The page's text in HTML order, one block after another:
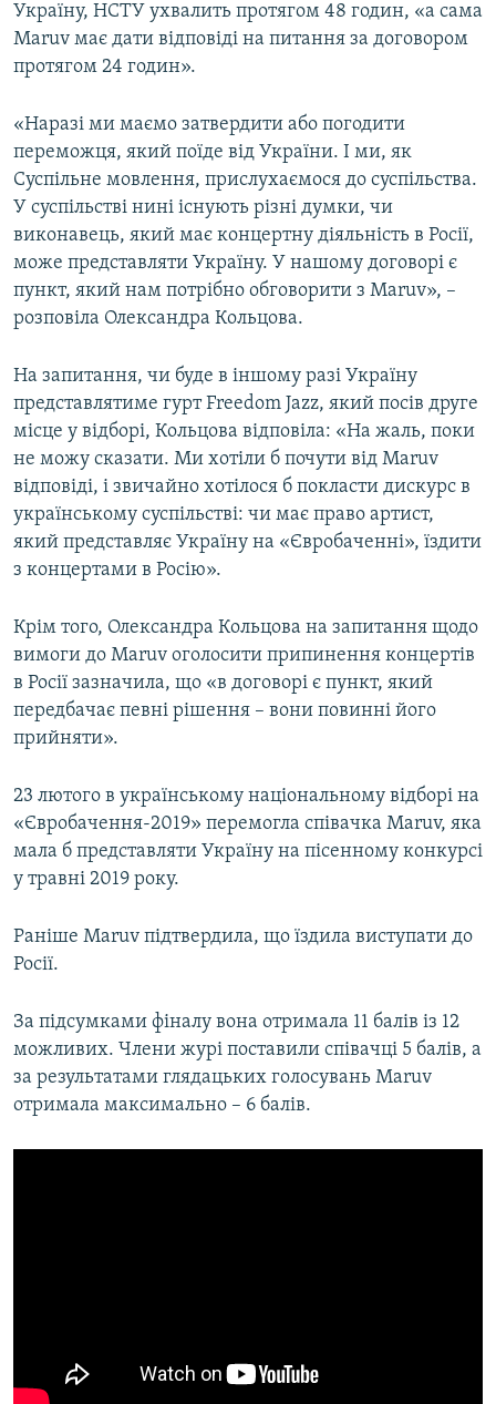
Україну, НСТУ ухвалить протягом 48 годин, «а сама
Maruv має дати відповіді на питання за договором
протягом 24 годин».
«Наразі ми маємо затвердити або погодити
переможця, який поїде від України. І ми, як
Суспільне мовлення, прислухаємося до суспільства.
У суспільстві нині існують різні думки, чи
виконавець, який має концертну діяльність в Росії,
може представляти Україну. У нашому договорі є
пункт, який нам потрібно обговорити з Maruv», –
розповіла Олександра Кольцова.
На запитання, чи буде в іншому разі Україну
представлятиме гурт Freedom Jazz, який посів друге
місце у відборі, Кольцова відповіла: «На жаль, поки
не можу сказати. Ми хотіли б почути від Maruv
відповіді, і звичайно хотілося б покласти дискурс в
українському суспільстві: чи має право артист,
який представляє Україну на «Євробаченні», їздити
з концертами в Росію».
Крім того, Олександра Кольцова на запитання щодо
вимоги до Maruv оголосити припинення концертів
в Росії зазначила, що «в договорі є пункт, який
передбачає певні рішення – вони повинні його
прийняти».
23 лютого в українському національному відборі на
«Євробачення-2019» перемогла співачка Maruv, яка
мала б представляти Україну на пісенному конкурсі
у травні 2019 року.
Раніше Maruv підтвердила, що їздила виступати до
Росії.
За підсумками фіналу вона отримала 11 балів із 12
можливих. Члени журі поставили співачці 5 балів, а
за результатами глядацьких голосувань Maruv
отримала максимально – 6 балів.